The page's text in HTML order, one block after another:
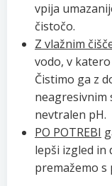
vpija
čistočo.
Z vlažnim
vodo, v
Čistimo ga z
neagresivnim
nevtralen pH.
PO POTREBI
lepši izgled in
premažemo